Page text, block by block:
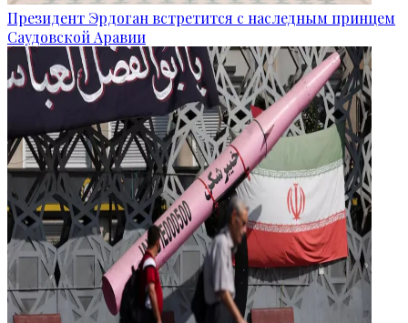
Президент Эрдоган встретится с наследным принцем
Саудовской Аравии